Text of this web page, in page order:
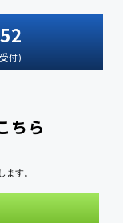
付)
ちら
ます。